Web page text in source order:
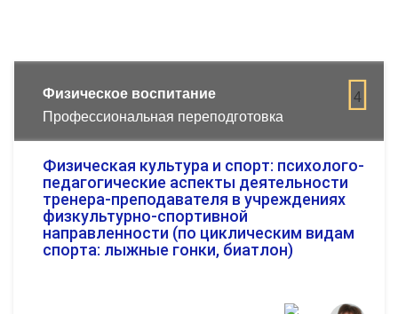
4
Физическое воспитание
Профессиональная переподготовка
Физическая культура и спорт: психолого-
педагогические аспекты деятельности
тренера-преподавателя в учреждениях
физкультурно-спортивной
направленности (по циклическим видам
спорта: лыжные гонки, биатлон)